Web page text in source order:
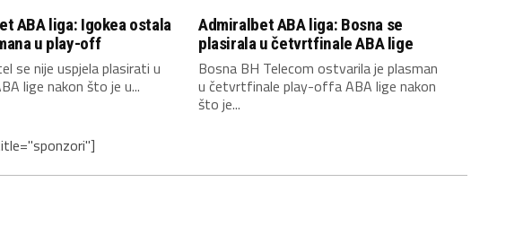
ABA liga: Igokea ostala
u play-off
se nije uspjela plasirati u
lige nakon što je u...
Admiralbet ABA liga: Bosna se
plasirala u četvrtfinale ABA lige
Bosna BH Telecom ostvarila je plasman
u četvrtfinale play-offa ABA lige nakon
što je...